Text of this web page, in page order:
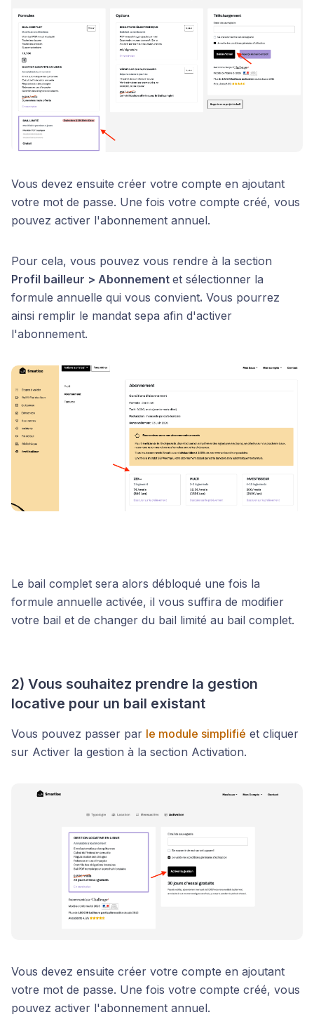
Vous devez ensuite créer votre compte en ajoutant
votre mot de passe. Une fois votre compte créé, vous
pouvez activer l'abonnement annuel.
Pour cela, vous pouvez vous rendre à la section
Profil bailleur > Abonnement et sélectionner la
formule annuelle qui vous convient. Vous pourrez
ainsi remplir le mandat sepa afin d'activer
l'abonnement.
Le bail complet sera alors débloqué une fois la
formule annuelle activée, il vous suffira de modifier
votre bail et de changer du bail limité au bail complet.
2) Vous souhaitez prendre la gestion
locative pour un bail existant
Vous pouvez passer par le module simplifié et cliquer
sur Activer la gestion à la section Activation.
Vous devez ensuite créer votre compte en ajoutant
votre mot de passe. Une fois votre compte créé, vous
pouvez activer l'abonnement annuel.